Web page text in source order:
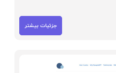
جزئیات بیشتر